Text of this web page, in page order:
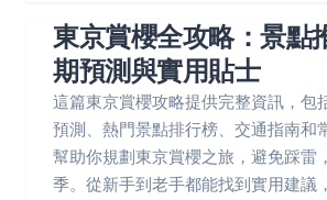
東京賞櫻全攻略：景點
期預測與實用貼士
這篇東京賞櫻攻略提供完整資訊，包
預測、熱門景點排行榜、交通指南和
幫助你規劃東京賞櫻之旅，避免踩雷
季。從新手到老手都能找到實用建議